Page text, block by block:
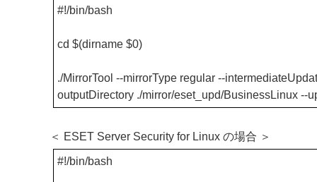
#!/bin/bash
cd $(dirname $0)
./MirrorTool --mirrorType regular --
outputDirectory ./mirror/eset_upd/BusinessLinux --
＜ ESET Server Security for Linux の場合 ＞
#!/bin/bash